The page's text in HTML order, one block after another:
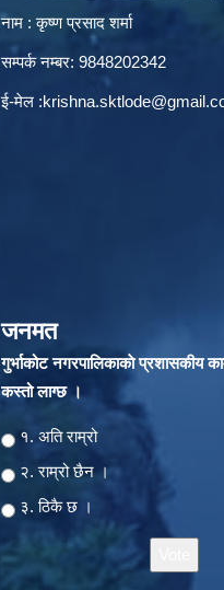
नाम : कृष्ण प्रसाद शर्मा
सम्पर्क नम्बर: 9848202342
ई-मेल :
जनमत
गुर्भाकोट नगरपालिकाकाे प्रशासकीय
कस्तो लाग्छ ।
Choices
१. अति राम्रो
२‍‍. राम्रो छैन ।
३. ठिकै छ ।